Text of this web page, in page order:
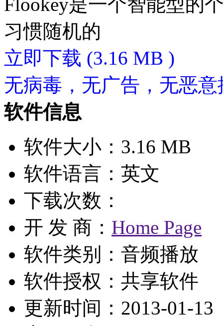
习惯随机的
立即下载 (3.16 MB )
无病毒，无广告，无恶意
软件信息
软件大小：3.16 MB
软件语言：英文
下载次数：
开 发 商： Home Page
软件类别：音频播放
软件授权： 共享软件
更新时间：2013-01-13